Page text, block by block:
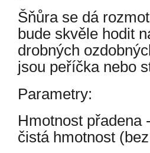
Šňůra se dá
bude skvěle hodit
drobných
jsou peříčka nebo
Parametry:
Hmotnost přadena
čistá hmotnost